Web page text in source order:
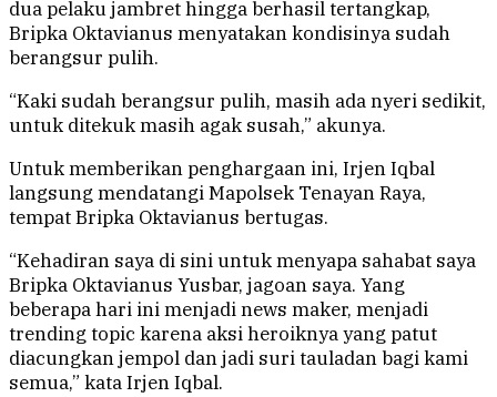
dua pelaku jambret hingga berhasil tertangkap,
Bripka Oktavianus menyatakan kondisinya sudah
berangsur pulih.
“Kaki sudah berangsur pulih, masih ada nyeri sedikit,
untuk ditekuk masih agak susah,” akunya.
Untuk memberikan penghargaan ini, Irjen Iqbal
langsung mendatangi Mapolsek Tenayan Raya,
tempat Bripka Oktavianus bertugas.
“Kehadiran saya di sini untuk menyapa sahabat saya
Bripka Oktavianus Yusbar, jagoan saya. Yang
beberapa hari ini menjadi news maker, menjadi
trending topic karena aksi heroiknya yang patut
diacungkan jempol dan jadi suri tauladan bagi kami
semua,” kata Irjen Iqbal.